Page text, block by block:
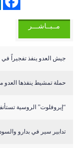
مــبــاشـــر
جيش العدو ينفذ تفجيراً
حملة تمشيط ينفذها العدو
“إيروفلوت” الروسية
تدابير سير في بدارو